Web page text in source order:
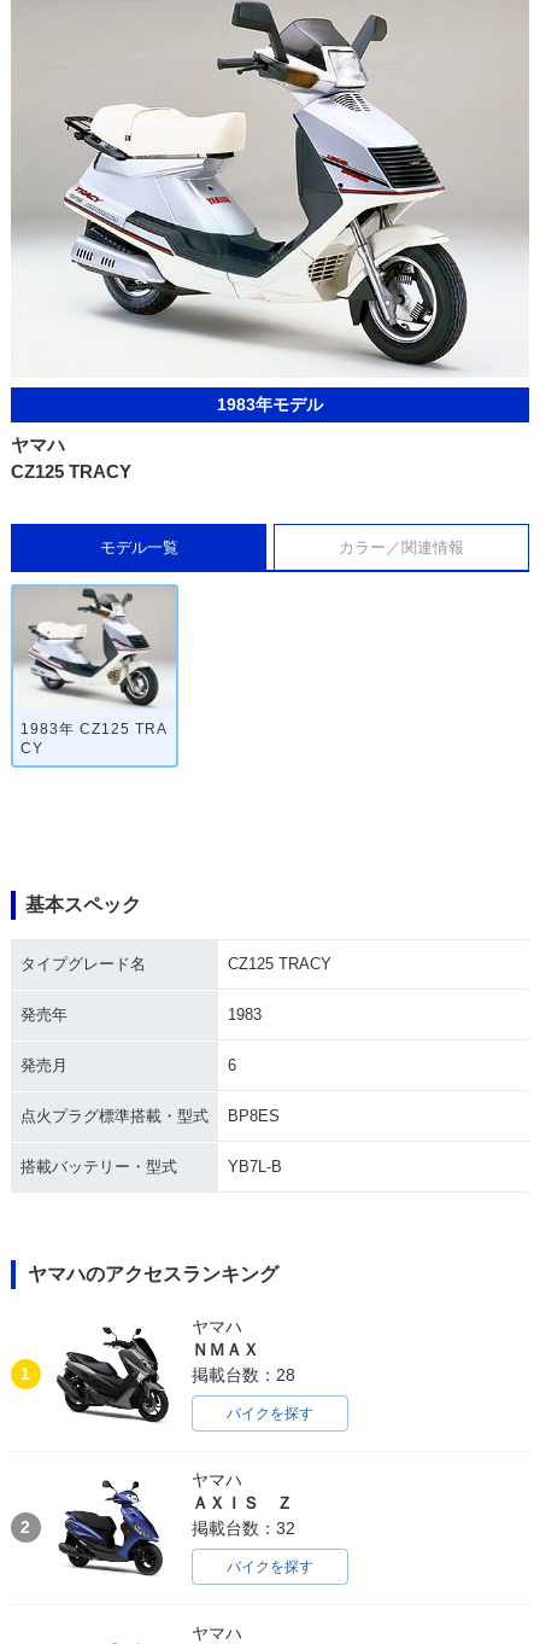
1983年モデル
ヤマハ
CZ125 TRACY
モデル一覧 カラー／関連情報
1983年 CZ125 TRA
CY
基本スペック
タイプグレード名 CZ125 TRACY
発売年 1983
発売月 6
点火プラグ標準搭載・型式 BP8ES
搭載バッテリー・型式 YB7L-B
ヤマハのアクセスランキング
1
ヤマハ
ＮＭＡＸ
掲載台数：28
バイクを探す
2
ヤマハ
ＡＸＩＳ Ｚ
掲載台数：32
バイクを探す
ヤマハ